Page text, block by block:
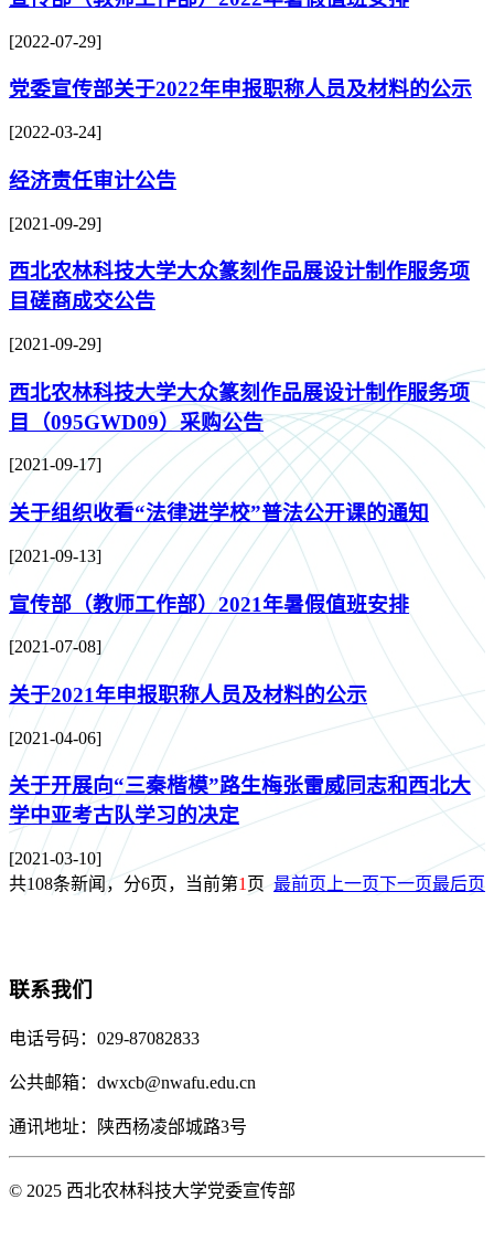
[2022-07-29]
党委宣传部关于2022年申报职称人员及材料的公示
[2022-03-24]
经济责任审计公告
[2021-09-29]
西北农林科技大学大众篆刻作品展设计制作服务项
目磋商成交公告
[2021-09-29]
西北农林科技大学大众篆刻作品展设计制作服务项
目（095GWD09）采购公告
[2021-09-17]
关于组织收看“法律进学校”普法公开课的通知
[2021-09-13]
宣传部（教师工作部）2021年暑假值班安排
[2021-07-08]
关于2021年申报职称人员及材料的公示
[2021-04-06]
关于开展向“三秦楷模”路生梅张雷威同志和西北大
学中亚考古队学习的决定
[2021-03-10]
共108条新闻，分6页，当前第1 页最前页 上一页下一页最后页
联系我们
电话号码：029-87082833
公共邮箱：dwxcb@nwafu.edu.cn
通讯地址：陕西杨凌邰城路3号
© 2025 西北农林科技大学党委宣传部